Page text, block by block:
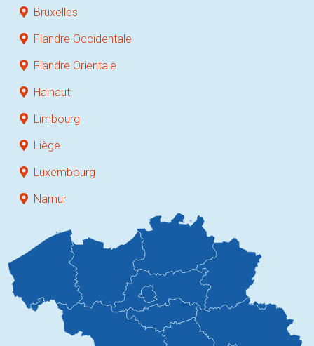
Bruxelles
Flandre Occidentale
Flandre Orientale
Hainaut
Limbourg
Liège
Luxembourg
Namur